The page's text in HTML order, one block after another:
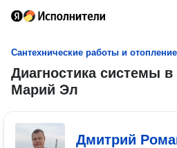
Сантехнические работы и
Диагностика системы в
Марий Эл
Дмитрий